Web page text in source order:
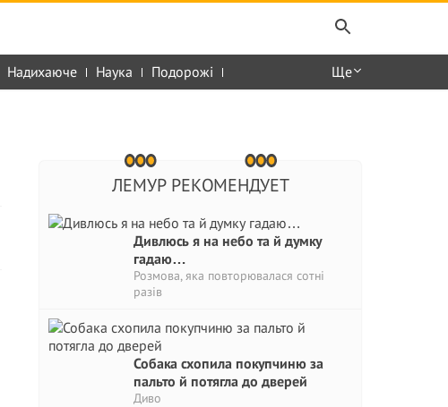
Надихаюче Наука Подорожі Ще
ЛЕМУР РЕКОМЕНДУЕТ
Дивлюсь я на небо та й думку
гадаю…
Розмова, яка повторювалася сотні
разів
Собака схопила покупчиню за
пальто й потягла до дверей
Диво